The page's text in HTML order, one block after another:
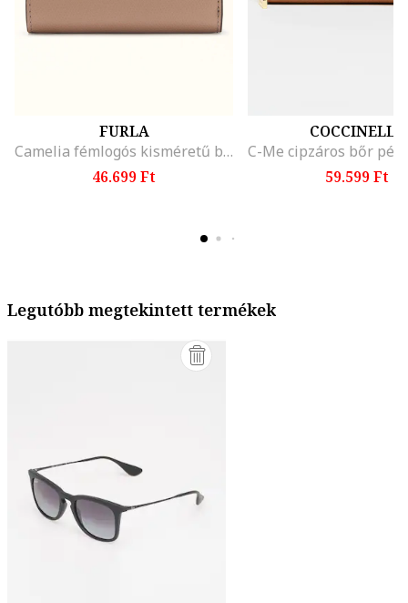
FURLA
Camelia fémlogós kisméretű bőr pénztárca, Homokbarna
46.699 Ft
COCCINELLE
59.599 Ft
Legutóbb megtekintett termékek